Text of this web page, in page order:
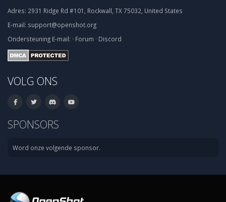
Adres: 2931 Ridge Rd #101, Rockwall, TX 75032, United States
E-mail: support@openshot.org
Ondersteuning E-mail: · Forum · Discord
VOLG ONS
SPONSORS
Word onze volgende sponsor.